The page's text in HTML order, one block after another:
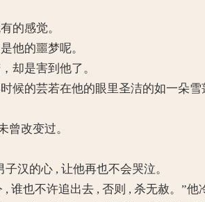
的感觉。
的噩梦呢。
是害到他了。
的芸若在他的眼里圣洁的如一朵雪
改变过。
汉的心 , 让他再也不会哭泣。
也不许追出去 , 否则 , 杀无赦。”他